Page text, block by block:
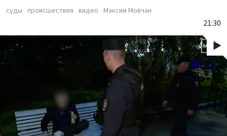
суды происшествия видео Максим Мовчан
21:30